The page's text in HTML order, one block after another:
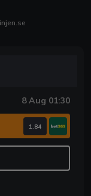
8 Aug 01:30
1.84